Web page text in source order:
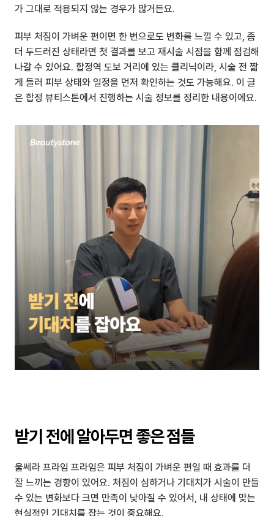
가 그대로 적용되지 않는 경우가 많거든요.
피부 처짐이 가벼운 편이면 한 번으로도 변화를 느낄 수 있고, 좀
더 두드러진 상태라면 첫 결과를 보고 재시술 시점을 함께 점검해
나갈 수 있어요. 합정역 도보 거리에 있는 클리닉이라, 시술 전 짧
게 들러 피부 상태와 일정을 먼저 확인하는 것도 가능해요. 이 글
은 합정 뷰티스톤에서 진행하는 시술 정보를 정리한 내용이에요.
받기 전에 알아두면 좋은 점들
울쎄라 프라임 프라임은 피부 처짐이 가벼운 편일 때 효과를 더
잘 느끼는 경향이 있어요. 처짐이 심하거나 기대치가 시술이 만들
수 있는 변화보다 크면 만족이 낮아질 수 있어서, 내 상태에 맞는
현실적인 기대치를 잡는 것이 중요해요.